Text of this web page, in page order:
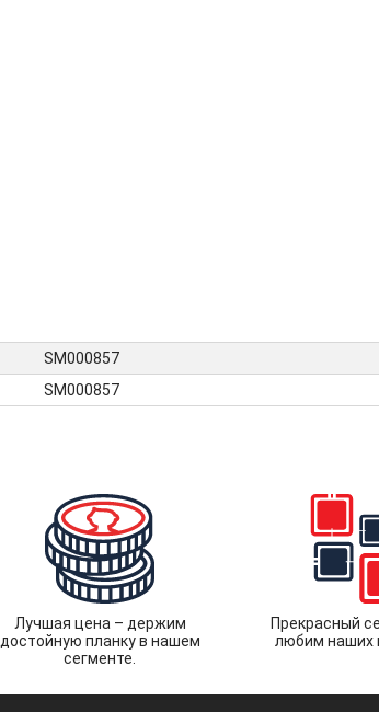
SM000857
SM000857
Лучшая цена – держим
достойную планку в нашем
сегменте.
Прекрасный
любим наших